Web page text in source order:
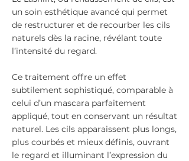
un soin esthétique avancé qui permet
de restructurer et de recourber les cils
naturels dès la racine, révélant toute
l’intensité du regard.
Ce traitement offre un effet
subtilement sophistiqué, comparable à
celui d’un mascara parfaitement
appliqué, tout en conservant un résultat
naturel. Les cils apparaissent plus longs,
plus courbés et mieux définis, ouvrant
le regard et illuminant l’expression du